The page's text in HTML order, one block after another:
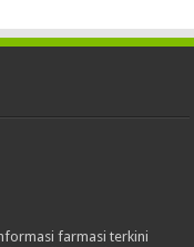
farmasi terkini